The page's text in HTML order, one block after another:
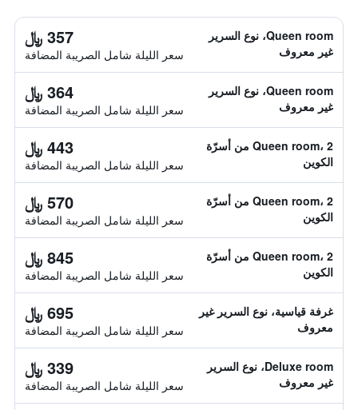
Queen room، نوع السرير
غير معروف
357 ﷼
سعر الليلة شامل الصريبة المضافة
Queen room، نوع السرير
غير معروف
364 ﷼
سعر الليلة شامل الصريبة المضافة
Queen room، 2 من أسرّة
الكوين
443 ﷼
سعر الليلة شامل الصريبة المضافة
Queen room، 2 من أسرّة
الكوين
570 ﷼
سعر الليلة شامل الصريبة المضافة
Queen room، 2 من أسرّة
الكوين
845 ﷼
سعر الليلة شامل الصريبة المضافة
غرفة قياسية، نوع السرير غير
معروف
695 ﷼
سعر الليلة شامل الصريبة المضافة
Deluxe room، نوع السرير
غير معروف
339 ﷼
سعر الليلة شامل الصريبة المضافة